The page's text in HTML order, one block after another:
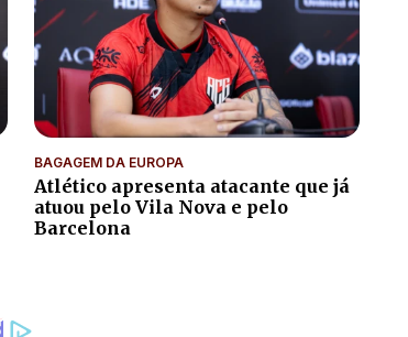
BAGAGEM DA EUROPA
Atlético apresenta atacante que já
atuou pelo Vila Nova e pelo
Barcelona